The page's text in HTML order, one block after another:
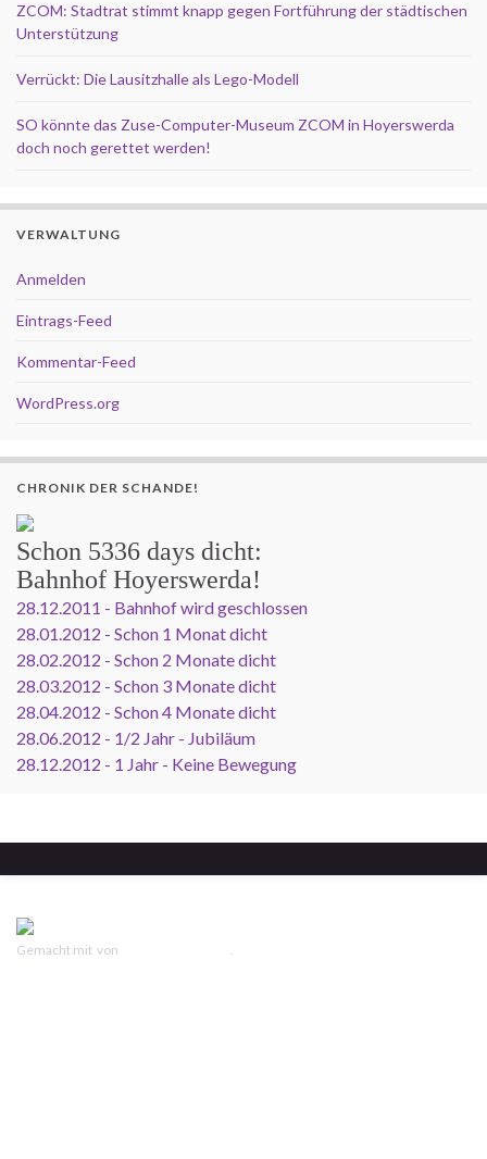
ZCOM: Stadtrat stimmt knapp gegen Fortführung der städtischen
Unterstützung
Verrückt: Die Lausitzhalle als Lego-Modell
SO könnte das Zuse-Computer-Museum ZCOM in Hoyerswerda
doch noch gerettet werden!
VERWALTUNG
Anmelden
Eintrags-Feed
Kommentar-Feed
WordPress.org
CHRONIK DER SCHANDE!
Schon 5336 days dicht:
Bahnhof Hoyerswerda!
28.12.2011 - Bahnhof wird geschlossen
28.01.2012 - Schon 1 Monat dicht
28.02.2012 - Schon 2 Monate dicht
28.03.2012 - Schon 3 Monate dicht
28.04.2012 - Schon 4 Monate dicht
28.06.2012 - 1/2 Jahr - Jubiläum
28.12.2012 - 1 Jahr - Keine Bewegung
Gemacht mit von .